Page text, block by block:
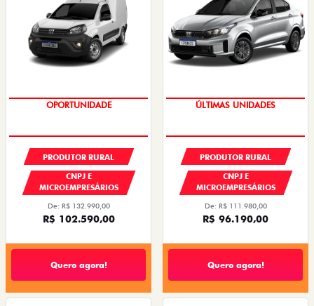
GRANDE CHANCE FIAT
PRODUTOR RURAL
CNPJ E
MICROEMPRESÁRIOS
De: R$ 132.990,00
R$ 102.590,00
Quero agora!
GRANDE CHANCE FIAT
PRODUTOR RURAL
CNPJ E
MICROEMPRESÁRIOS
De: R$ 111.980,00
R$ 96.190,00
Quero agora!